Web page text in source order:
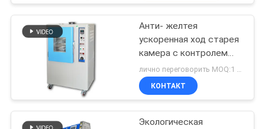
ЭКСКУРСИЯ
ПО
ЗАВОДУ
КОНТРОЛЬ
КАЧЕСТВА
растяжимая
машина
испытания
206
Анти- желтея
ускоренная ход старея
камера с контролем
температуры
КОНТАКТ
Экологическая